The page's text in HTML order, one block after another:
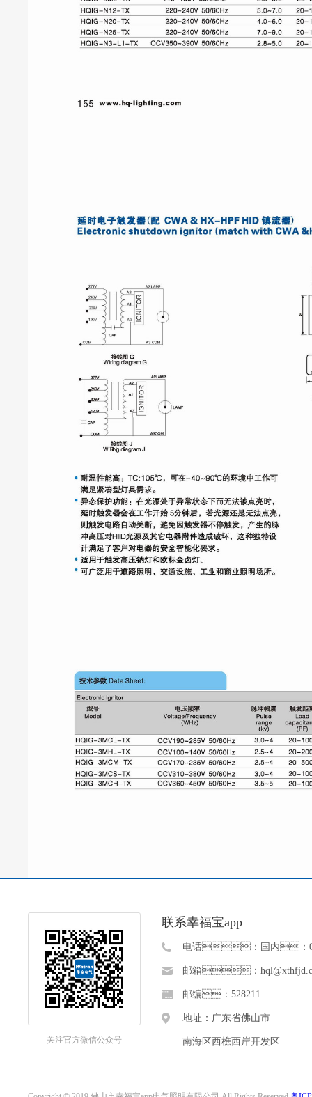
关注官方微信公众号
联系幸福宝app
电话：国内：
邮箱：
邮编：528211
地址：广东省佛山市
南海区西樵西岸开发区